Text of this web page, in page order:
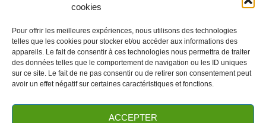
cookies
Pour offrir les meilleures expériences, nous utilisons des technologies
telles que les cookies pour stocker et/ou accéder aux informations des
appareils. Le fait de consentir à ces technologies nous permettra de traiter
des données telles que le comportement de navigation ou les ID uniques
sur ce site. Le fait de ne pas consentir ou de retirer son consentement peut
avoir un effet négatif sur certaines caractéristiques et fonctions.
ACCEPTER
Fête du club / Portes Ouvertes